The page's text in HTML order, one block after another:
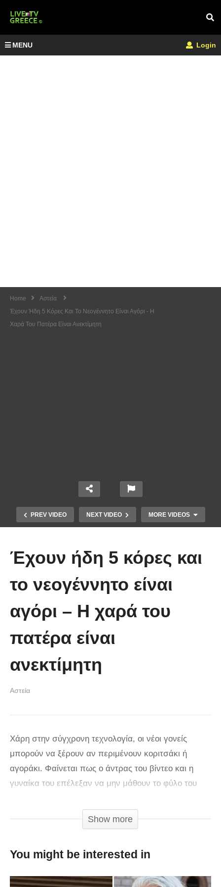
MENU Login
Home
Αστεία
Έχουν Ήδη 5 Κόρες Και Το Νεογέννητο Είναι Αγόρι - Η
Χαρά Του Πατέρα Είναι Ανεκτίμητη
PREV VIDEO NEXT VIDEO MORE VIDEOS
Απολαυστικοί Μέριλ Στριπ και Τομ
άλλον
Έχουν ήδη 5 κόρες και
το νεογέννητο είναι
αγόρι – Η χαρά του
πατέρα είναι
ανεκτίμητη
Αστεία
Χάρη στην σύγχρονη τεχνολογία, οι νέοι γονείς
μπορούν να ξέρουν αν περιμένουν κοριτσάκι ή
αγοράκι. Φαίνεται πως ο άντρας του βίντεο και η
γυναίκα του επέλεξαν να μην μάθουν το φύλο του
όταν το μαθαίνει είναι ανεκτίμητη. Είναι απίθανο που
κάποιος τα τράβηξε όλα σε βίντεο! Η έκφραση του
γεννιέται, φωνάζει από την χαρά του.
Φωνάζει “Ω Θεέ μου!” ξανά και ξανά – είναι
Show more
You might be interested in